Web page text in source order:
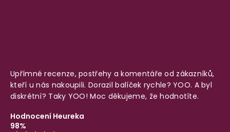
Upřímné recenze, postřehy a komentáře od zákazníků,
kteří u nás nakoupili. Dorazil balíček rychle? YOO. A byl
diskrétní? Taky YOO! Moc děkujeme, že hodnotíte.
Hodnocení Heureka
98%